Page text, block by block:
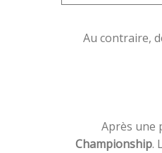
Au contraire,
Après une
Championship.